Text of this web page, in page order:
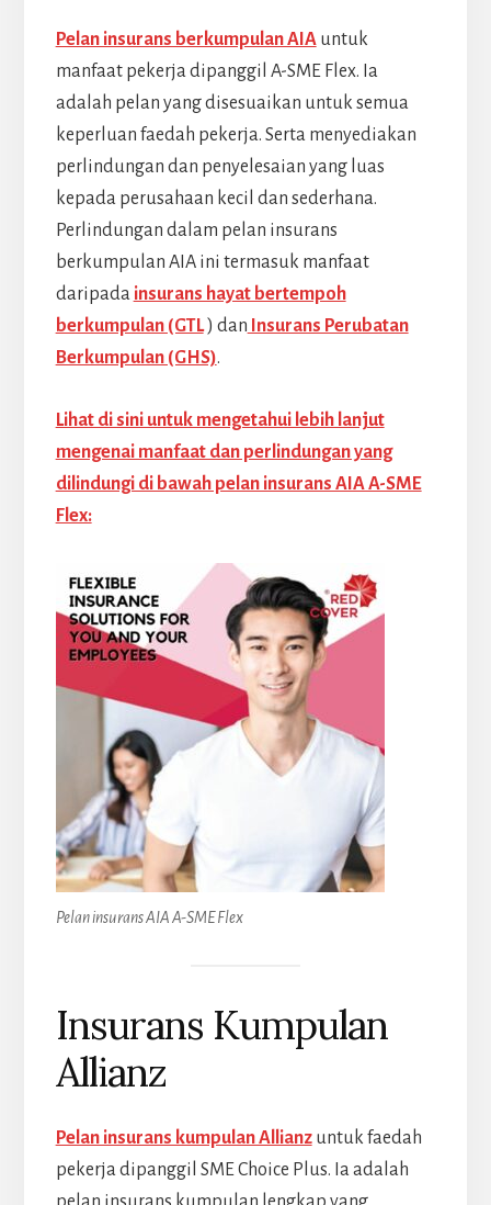
Pelan insurans berkumpulan AIA untuk
manfaat pekerja dipanggil A-SME Flex. Ia
adalah pelan yang disesuaikan untuk semua
keperluan faedah pekerja. Serta menyediakan
perlindungan dan penyelesaian yang luas
kepada perusahaan kecil dan sederhana.
Perlindungan dalam pelan insurans
berkumpulan AIA ini termasuk manfaat
daripada insurans hayat bertempoh
berkumpulan (GTL) dan Insurans Perubatan
Berkumpulan (GHS).
Lihat di sini untuk mengetahui lebih lanjut
mengenai manfaat dan perlindungan yang
dilindungi di bawah pelan insurans AIA A-SME
Flex:
Pelan insurans AIA A-SME Flex
Insurans Kumpulan
Allianz
Pelan insurans kumpulan Allianzuntuk faedah
pekerja dipanggil SME Choice Plus. Ia adalah